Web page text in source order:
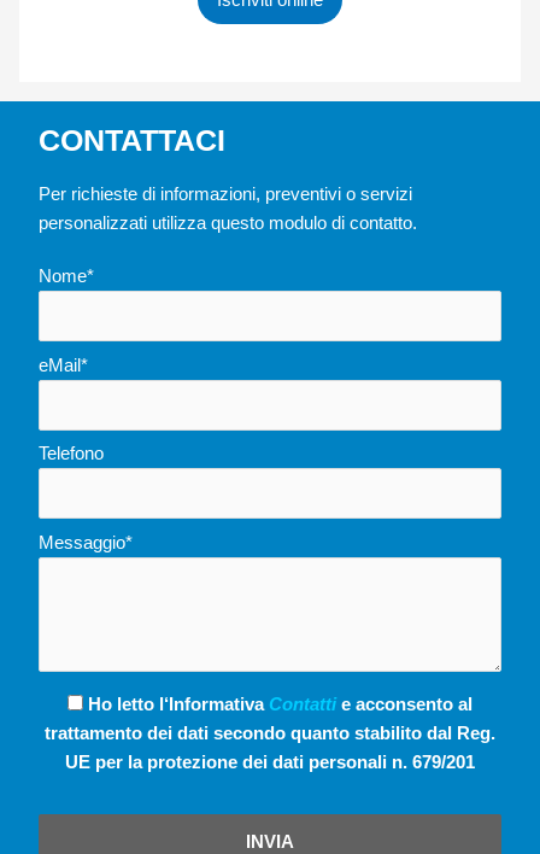
CONTATTACI
Per richieste di informazioni, preventivi o servizi
personalizzati utilizza questo modulo di contatto.
Nome*
eMail*
Telefono
Messaggio*
Ho letto l‘Informativa Contattie acconsento al
trattamento dei dati secondo quanto stabilito dal Reg.
UE per la protezione dei dati personali n. 679/201
INVIA